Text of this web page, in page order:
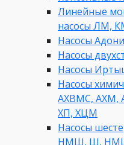
Линейные
насосы ЛМ,
Насосы
Насосы
Насосы
Насосы
АХВМС, АХМ,
ХП, ХЦМ
Насосы
НМШ, Ш,